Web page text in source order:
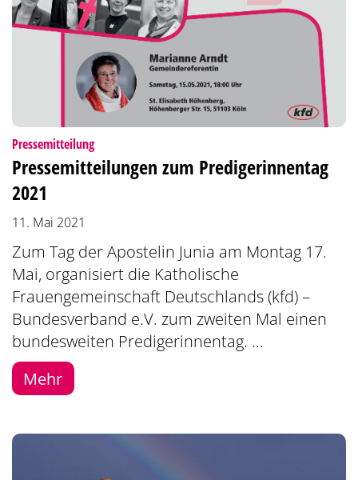
Pressemitteilung:
Pressemitteilungen zum Predigerinnentag
2021
11. Mai 2021
Zum Tag der Apostelin Junia am Montag 17.
Mai, organisiert die Katholische
Frauengemeinschaft Deutschlands (kfd) –
Bundesverband e.V. zum zweiten Mal einen
bundesweiten Predigerinnentag. ...
Mehr